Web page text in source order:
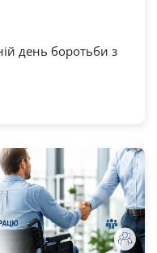
день боротьби з